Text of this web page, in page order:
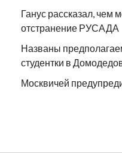
Ганус рассказал, чем
отстранение РУСАДА
Названы
студентки в
Москвичей